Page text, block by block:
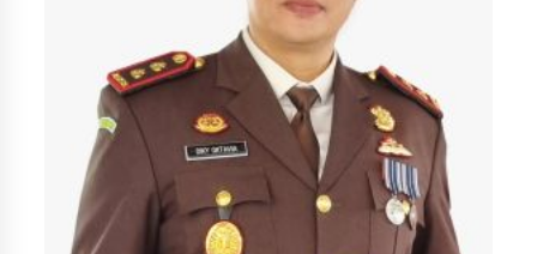
Jokowi Optimis Indonesia Jadi Pemain Utama di
Industri Kendaraan Listrik, Pakar: Perluas
Pasar Domestik Dulu
July 8, 2024
Gempa di Maroko Menyisakan Duka,
Meluluhlantakkan Bangunan Bersejarah
September 10, 2023